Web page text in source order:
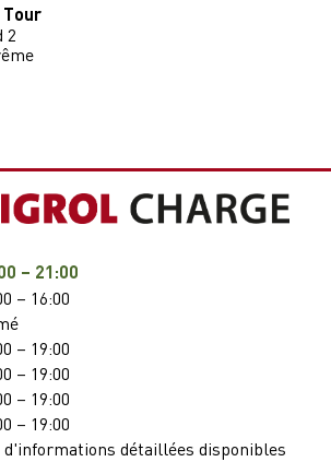
Tour
2
– 21:00
– 16:00
– 19:00
– 19:00
– 19:00
– 19:00
d'informations détaillées disponibles